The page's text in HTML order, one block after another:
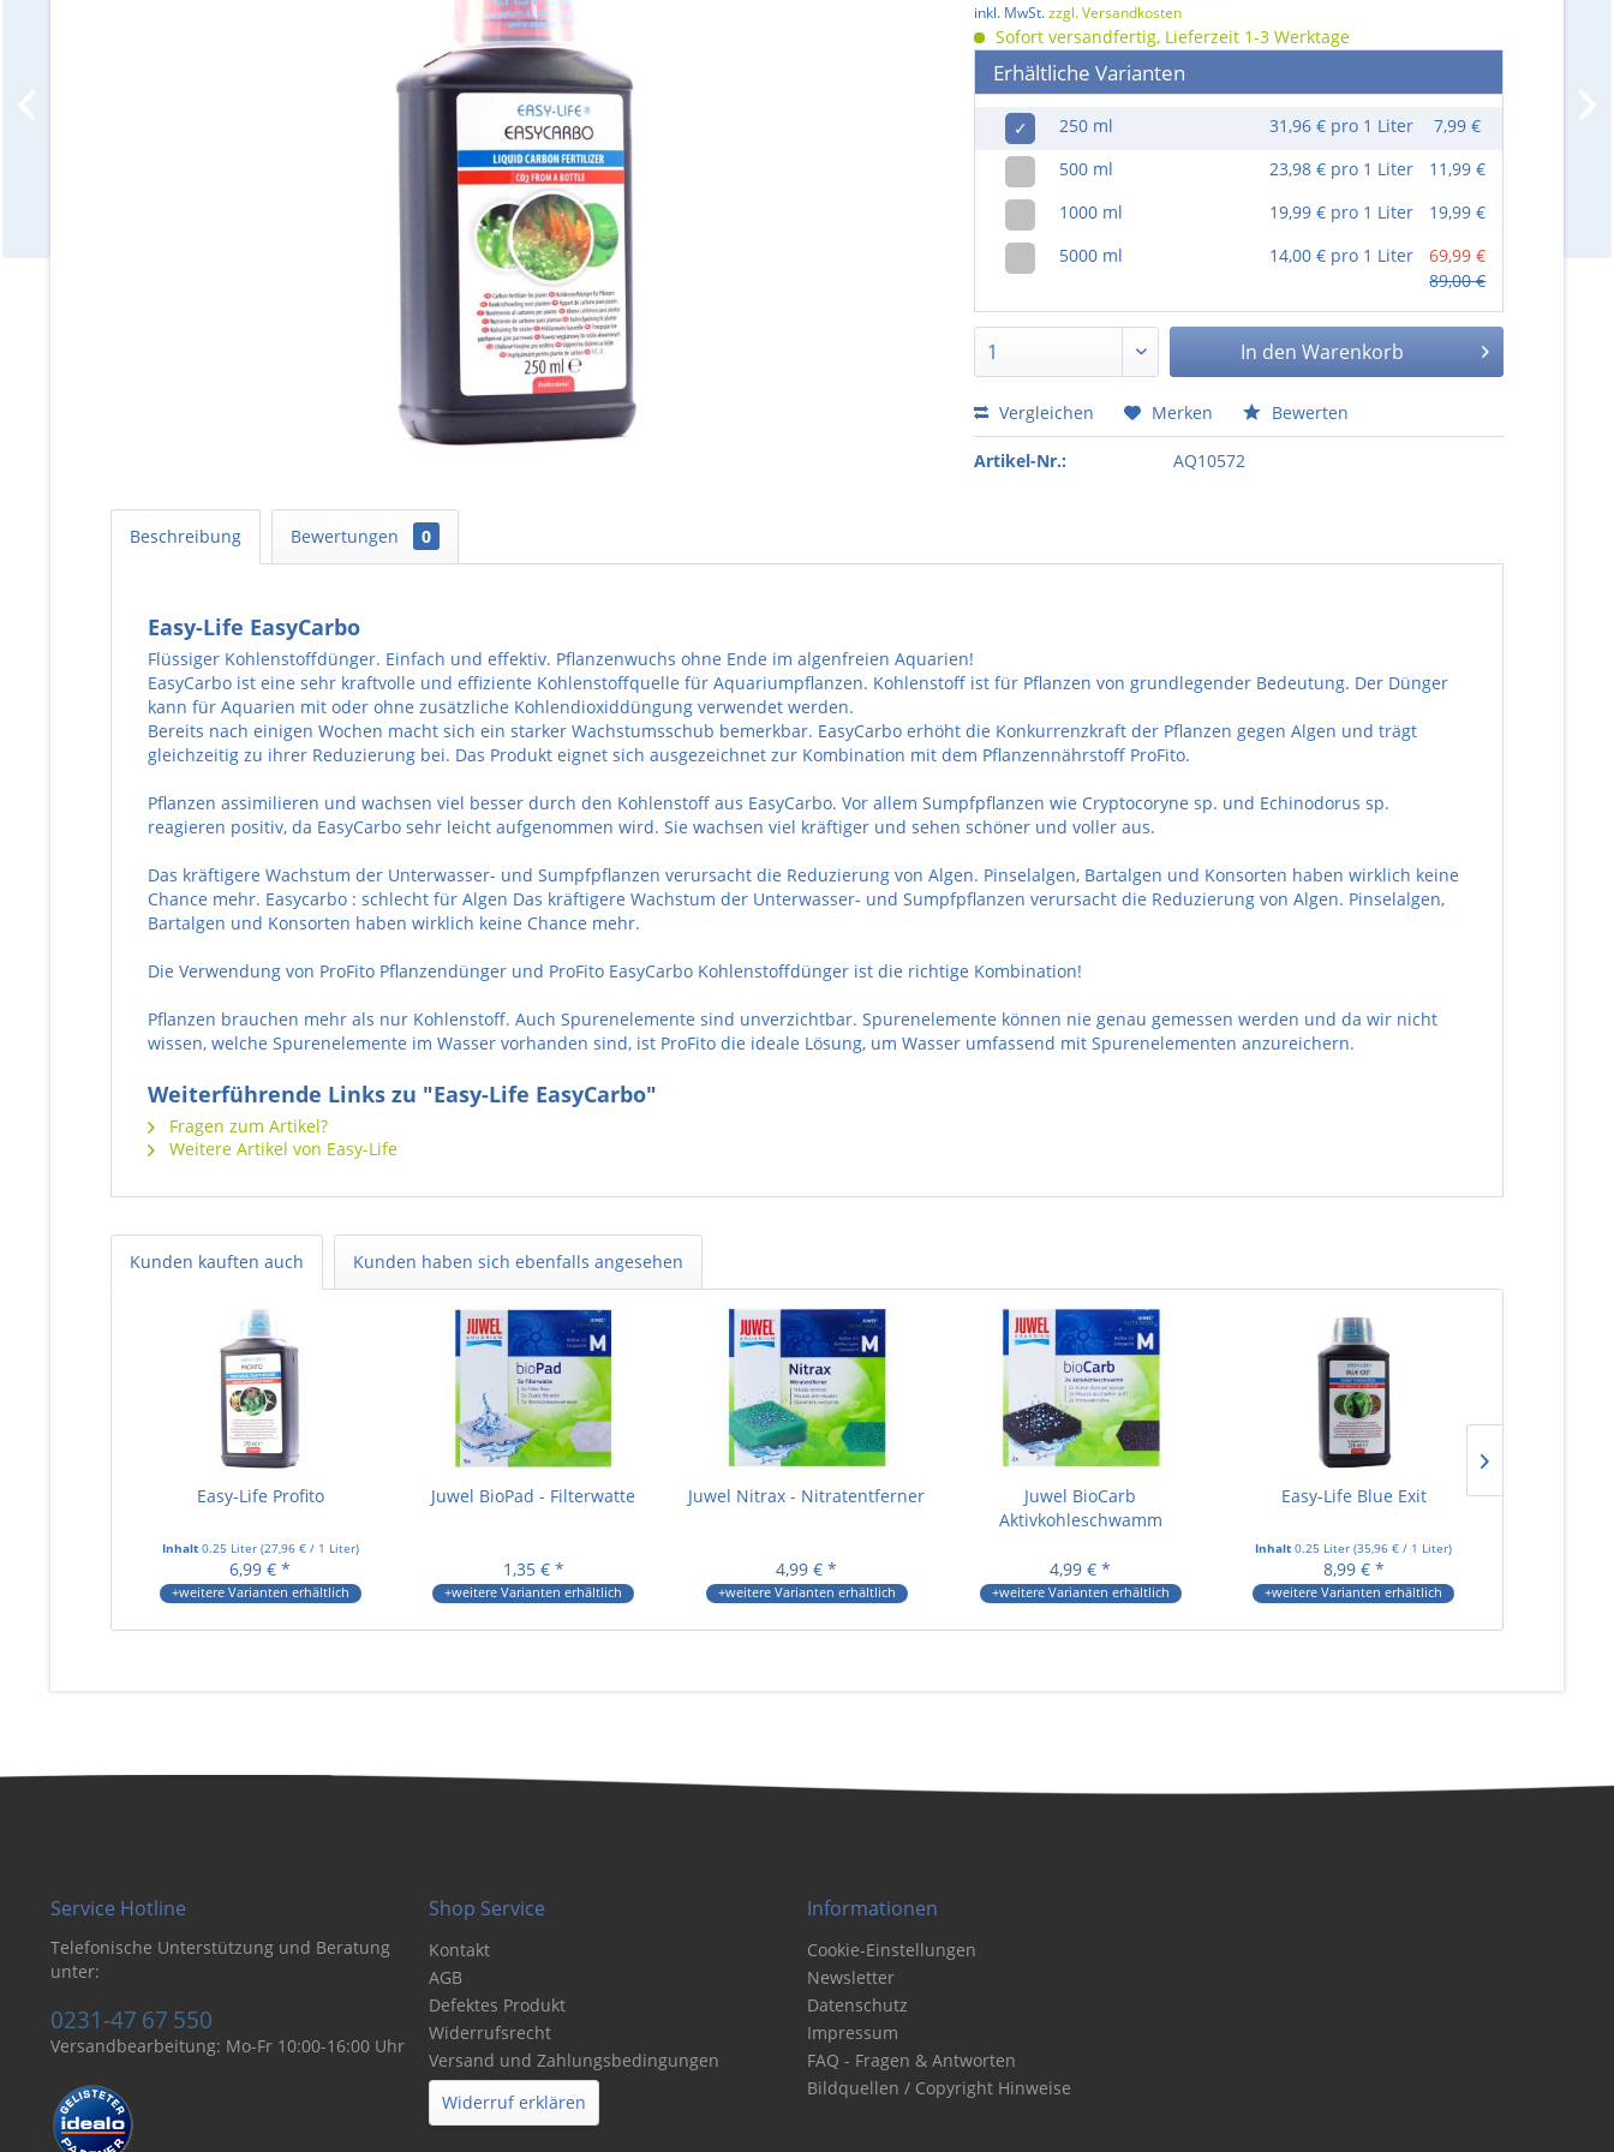
inkl. MwSt.zzgl. Versandkosten
Sofort versandfertig, Lieferzeit 1-3 Werktage
Erhältliche Varianten
✓ 250 ml 31,96 € pro 1 Liter
7,99 €
500 ml
23,98 € pro 1 Liter
11,99 €
1000 ml
19,99 € pro 1 Liter
19,99 €
5000 ml
14,00 € pro 1 Liter
69,99 €
89,00 €
In den Warenkorb
Vergleichen Merken Bewerten
Artikel-Nr.: AQ10572
Beschreibung Bewertungen 0
Easy-Life EasyCarbo
Flüssiger Kohlenstoffdünger. Einfach und effektiv. Pflanzenwuchs ohne Ende im algenfreien Aquarien!
EasyCarbo ist eine sehr kraftvolle und effiziente Kohlenstoffquelle für Aquariumpflanzen. Kohlenstoff ist für Pflanzen von grundlegender Bedeutung. Der Dünger
kann für Aquarien mit oder ohne zusätzliche Kohlendioxiddüngung verwendet werden.
Bereits nach einigen Wochen macht sich ein starker Wachstumsschub bemerkbar. EasyCarbo erhöht die Konkurrenzkraft der Pflanzen gegen Algen und trägt
gleichzeitig zu ihrer Reduzierung bei. Das Produkt eignet sich ausgezeichnet zur Kombination mit dem Pflanzennährstoff ProFito.
Pflanzen assimilieren und wachsen viel besser durch den Kohlenstoff aus EasyCarbo. Vor allem Sumpfpflanzen wie Cryptocoryne sp. und Echinodorus sp.
reagieren positiv, da EasyCarbo sehr leicht aufgenommen wird. Sie wachsen viel kräftiger und sehen schöner und voller aus.
Das kräftigere Wachstum der Unterwasser- und Sumpfpflanzen verursacht die Reduzierung von Algen. Pinselalgen, Bartalgen und Konsorten haben wirklich keine
Chance mehr. Easycarbo : schlecht für Algen Das kräftigere Wachstum der Unterwasser- und Sumpfpflanzen verursacht die Reduzierung von Algen. Pinselalgen,
Bartalgen und Konsorten haben wirklich keine Chance mehr.
Die Verwendung von ProFito Pflanzendünger und ProFito EasyCarbo Kohlenstoffdünger ist die richtige Kombination!
Pflanzen brauchen mehr als nur Kohlenstoff. Auch Spurenelemente sind unverzichtbar. Spurenelemente können nie genau gemessen werden und da wir nicht
wissen, welche Spurenelemente im Wasser vorhanden sind, ist ProFito die ideale Lösung, um Wasser umfassend mit Spurenelementen anzureichern.
Weiterführende Links zu "Easy-Life EasyCarbo"
Fragen zum Artikel?
Weitere Artikel von Easy-Life
Kunden kauften auch Kunden haben sich ebenfalls angesehen
Easy-Life Profito
Inhalt 0.25 Liter (27,96 €/ 1 Liter)
6,99 € *
+weitere Varianten erhältlich
Juwel BioPad - Filterwatte
1,35 € *
+weitere Varianten erhältlich
Juwel Nitrax - Nitratentferner
4,99 € *
+weitere Varianten erhältlich
Juwel BioCarb
Aktivkohleschwamm
4,99 € *
+weitere Varianten erhältlich
Easy-Life Blue Exit
Inhalt0.25 Liter(35,96 € / 1 Liter)
8,99 € *
+weitere Varianten erhältlich
Service Hotline
Telefonische Unterstützung und Beratung
unter:
0231-47 67 550
Versandbearbeitung: Mo-Fr 10:00-16:00 Uhr
Shop Service
Kontakt
AGB
Defektes Produkt
Widerrufsrecht
Versand und Zahlungsbedingungen
Widerruf erklären
Informationen
Cookie-Einstellungen
Newsletter
Datenschutz
Impressum
FAQ - Fragen & Antworten
Bildquellen / Copyright Hinweise